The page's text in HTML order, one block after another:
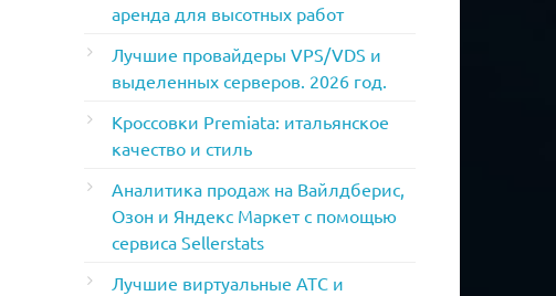
аренда для высотных работ
Лучшие провайдеры VPS/VDS и
выделенных серверов. 2026 год.
Кроссовки Premiata: итальянское
качество и стиль
Аналитика продаж на Вайлдберис,
Озон и Яндекс Маркет с помощью
сервиса Sellerstats
Лучшие виртуальные АТС и